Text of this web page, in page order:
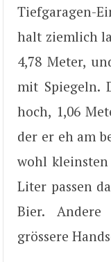
Tiefgaragen-
halt ziemlich
4,78 Meter,
mit Spiegeln.
hoch, 1,06
der er eh am
wohl
Liter passen
Bier.
grössere